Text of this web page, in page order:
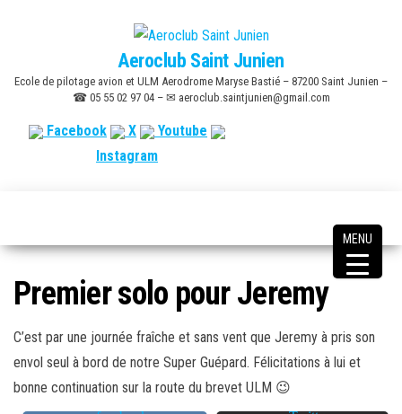
content
Aeroclub Saint Junien
Ecole de pilotage avion et ULM Aerodrome Maryse Bastié – 87200 Saint Junien –
☎ 05 55 02 97 04 – ✉ aeroclub.saintjunien@gmail.com
Facebook X
Youtube
Instagram
Premier solo pour Jeremy
C’est par une journée fraîche et sans vent que Jeremy à pris son
envol seul à bord de notre Super Guépard. Félicitations à lui et
bonne continuation sur la route du brevet ULM 😉
MENU